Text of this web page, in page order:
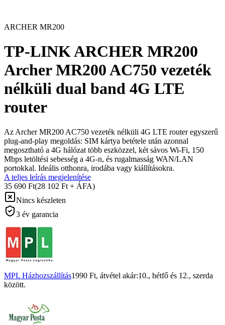
ARCHER MR200
TP-LINK ARCHER MR200
Archer MR200 AC750 vezeték
nélküli dual band 4G LTE
router
Az Archer MR200 AC750 vezeték nélküli 4G LTE router egyszerű
plug-and-play megoldás: SIM kártya betétele után azonnal
megosztható a 4G hálózat több eszközzel, két sávos Wi‑Fi, 150
Mbps letöltési sebesség a 4G‑n, és rugalmasság WAN/LAN
portokkal. Ideális otthonra, irodába vagy kiállításokra.
A teljes leírás megjelenítése
35 690 Ft(28 102 Ft + ÁFA)
Nincs készleten
3 év garancia
MPL Házhozszállítás1990 Ft, átvétel akár:10., hétfő és 12., szerda
között.